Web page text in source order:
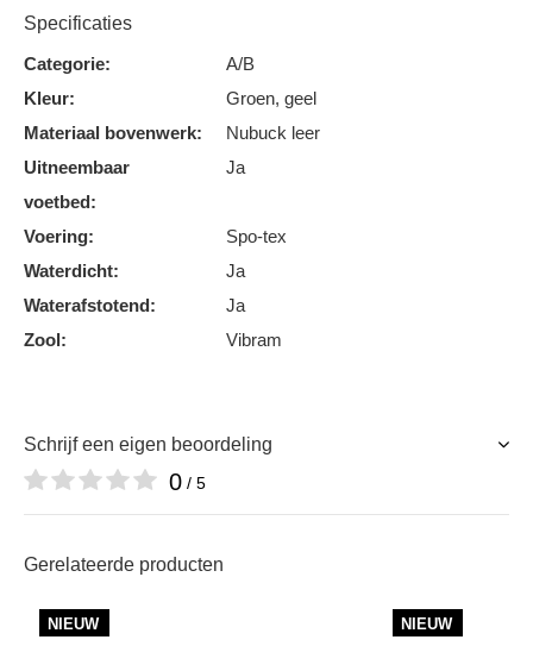
Specificaties
Categorie:
A/B
Kleur:
Groen, geel
Materiaal bovenwerk:
Nubuck leer
Uitneembaar
voetbed:
Ja
Voering:
Spo-tex
Waterdicht:
Ja
Waterafstotend:
Ja
Zool:
Vibram
Schrijf een eigen beoordeling
0 / 5
Gerelateerde producten
NIEUW NIEUW